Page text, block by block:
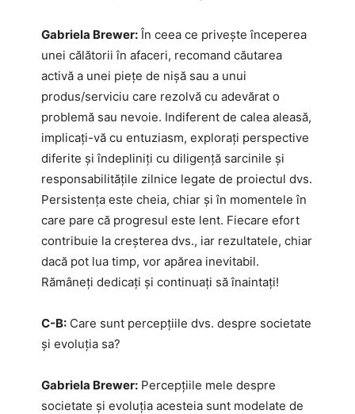
Gabriela Brewer: În ceea ce privește începerea
unei călătorii în afaceri, recomand căutarea
activă a unei piețe de nișă sau a unui
produs/serviciu care rezolvă cu adevărat o
problemă sau nevoie. Indiferent de calea aleasă,
implicați-vă cu entuziasm, explorați perspective
diferite și îndepliniți cu diligență sarcinile și
responsabilitățile zilnice legate de proiectul dvs.
Persistența este cheia, chiar și în momentele în
care pare că progresul este lent. Fiecare efort
contribuie la creșterea dvs., iar rezultatele, chiar
dacă pot lua timp, vor apărea inevitabil.
Rămâneți dedicați și continuați să înaintați!
C-B: Care sunt percepțiile dvs. despre societate
și evoluția sa?
Gabriela Brewer: Percepțiile mele despre
societate și evoluția acesteia sunt modelate de